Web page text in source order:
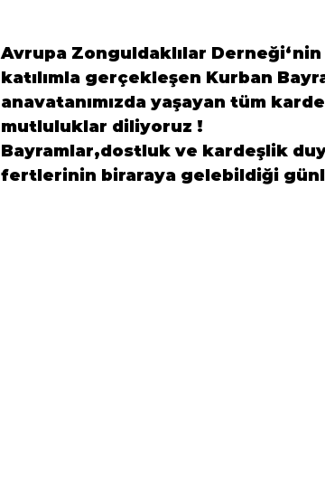
Avrupa Zonguldaklılar Derneği
katılımla gerçekleşen Kurban
anavatanımızda yaşayan tüm
mutluluklar diliyoruz !
Bayramlar,dostluk ve kardeşlik
fertlerinin biraraya gelebildiği